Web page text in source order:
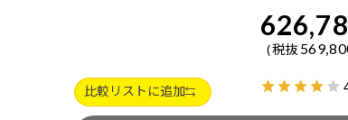
税抜
比較リストに追加